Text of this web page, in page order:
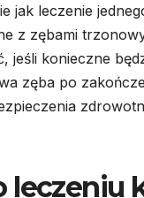
jak leczenie
z zębami
jeśli konieczne
zęba po
leczeniu